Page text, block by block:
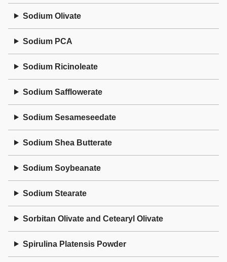
Sodium Olivate
Sodium PCA
Sodium Ricinoleate
Sodium Safflowerate
Sodium Sesameseedate
Sodium Shea Butterate
Sodium Soybeanate
Sodium Stearate
Sorbitan Olivate and Cetearyl Olivate
Spirulina Platensis Powder